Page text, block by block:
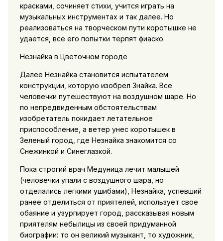
красками, сочиняет стихи, учится играть на
музыкальных инструментах и так далее. Но
реализоваться на творческом пути коротышке не
удается, все его попытки терпят фиаско.
Незнайка в Цветочном городе
Далее Незнайка становится испытателем
конструкции, которую изобрел Знайка. Все
человечки путешествуют на воздушном шаре. Но
по непредвиденным обстоятельствам
изобретатель покидает летательное
приспособление, а ветер унес коротышек в
Зеленый город, где Незнайка знакомится со
Снежинкой и Синеглазкой.
Пока строгий врач Медуница лечит малышей
(человечки упали с воздушного шара, но
отделались легкими ушибами), Незнайка, успевший
ранее отделиться от приятелей, использует свое
обаяние и узурпирует город, рассказывая новым
приятелям небылицы из своей придуманной
биографии: то он великий музыкант, то художник,